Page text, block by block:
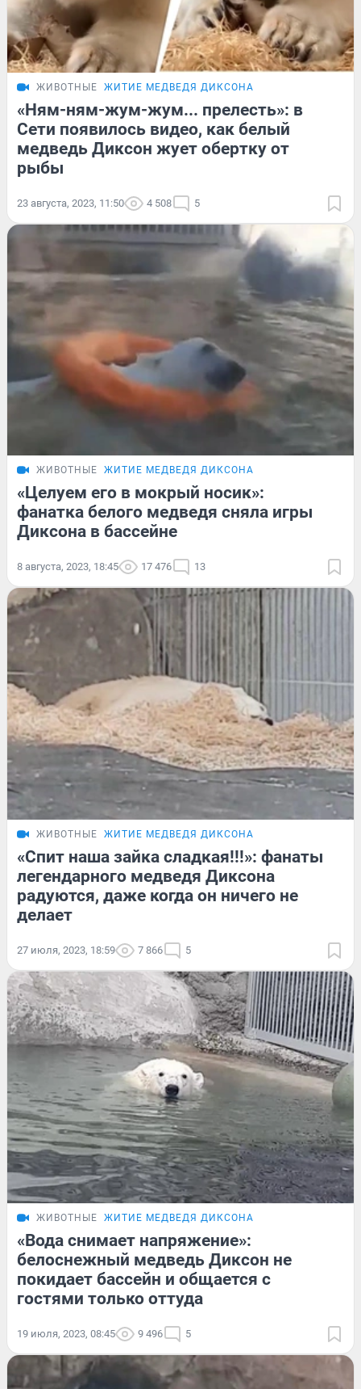
ЖИВОТНЫЕ ЖИТИЕ МЕДВЕДЯ ДИКСОНА
«Ням-ням-жум-жум... прелесть»: в
Сети появилось видео, как белый
медведь Диксон жует обертку от
рыбы
23 августа, 2023, 11:50 4 508 5
ЖИВОТНЫЕ ЖИТИЕ МЕДВЕДЯ ДИКСОНА
«Целуем его в мокрый носик»:
фанатка белого медведя сняла игры
Диксона в бассейне
8 августа, 2023, 18:45 17 476 13
ЖИВОТНЫЕ ЖИТИЕ МЕДВЕДЯ ДИКСОНА
«Спит наша зайка сладкая!!!»: фанаты
легендарного медведя Диксона
радуются, даже когда он ничего не
делает
27 июля, 2023, 18:59 7 866 5
ЖИВОТНЫЕ ЖИТИЕ МЕДВЕДЯ ДИКСОНА
«Вода снимает напряжение»:
белоснежный медведь Диксон не
покидает бассейн и общается с
гостями только оттуда
19 июля, 2023, 08:45 9 496 5